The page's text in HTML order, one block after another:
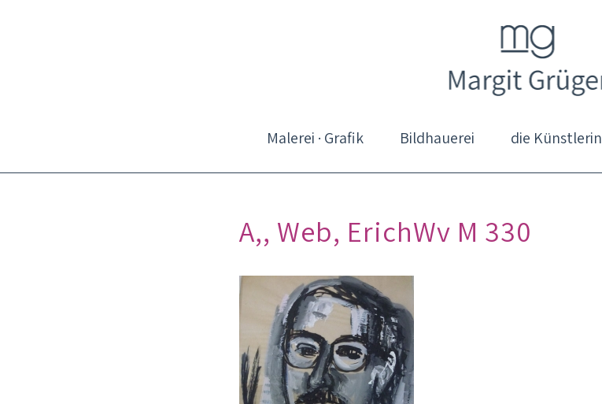
Malerei · Grafik Bildhauerei die Künstlerin
A,, Web, ErichWv M 330